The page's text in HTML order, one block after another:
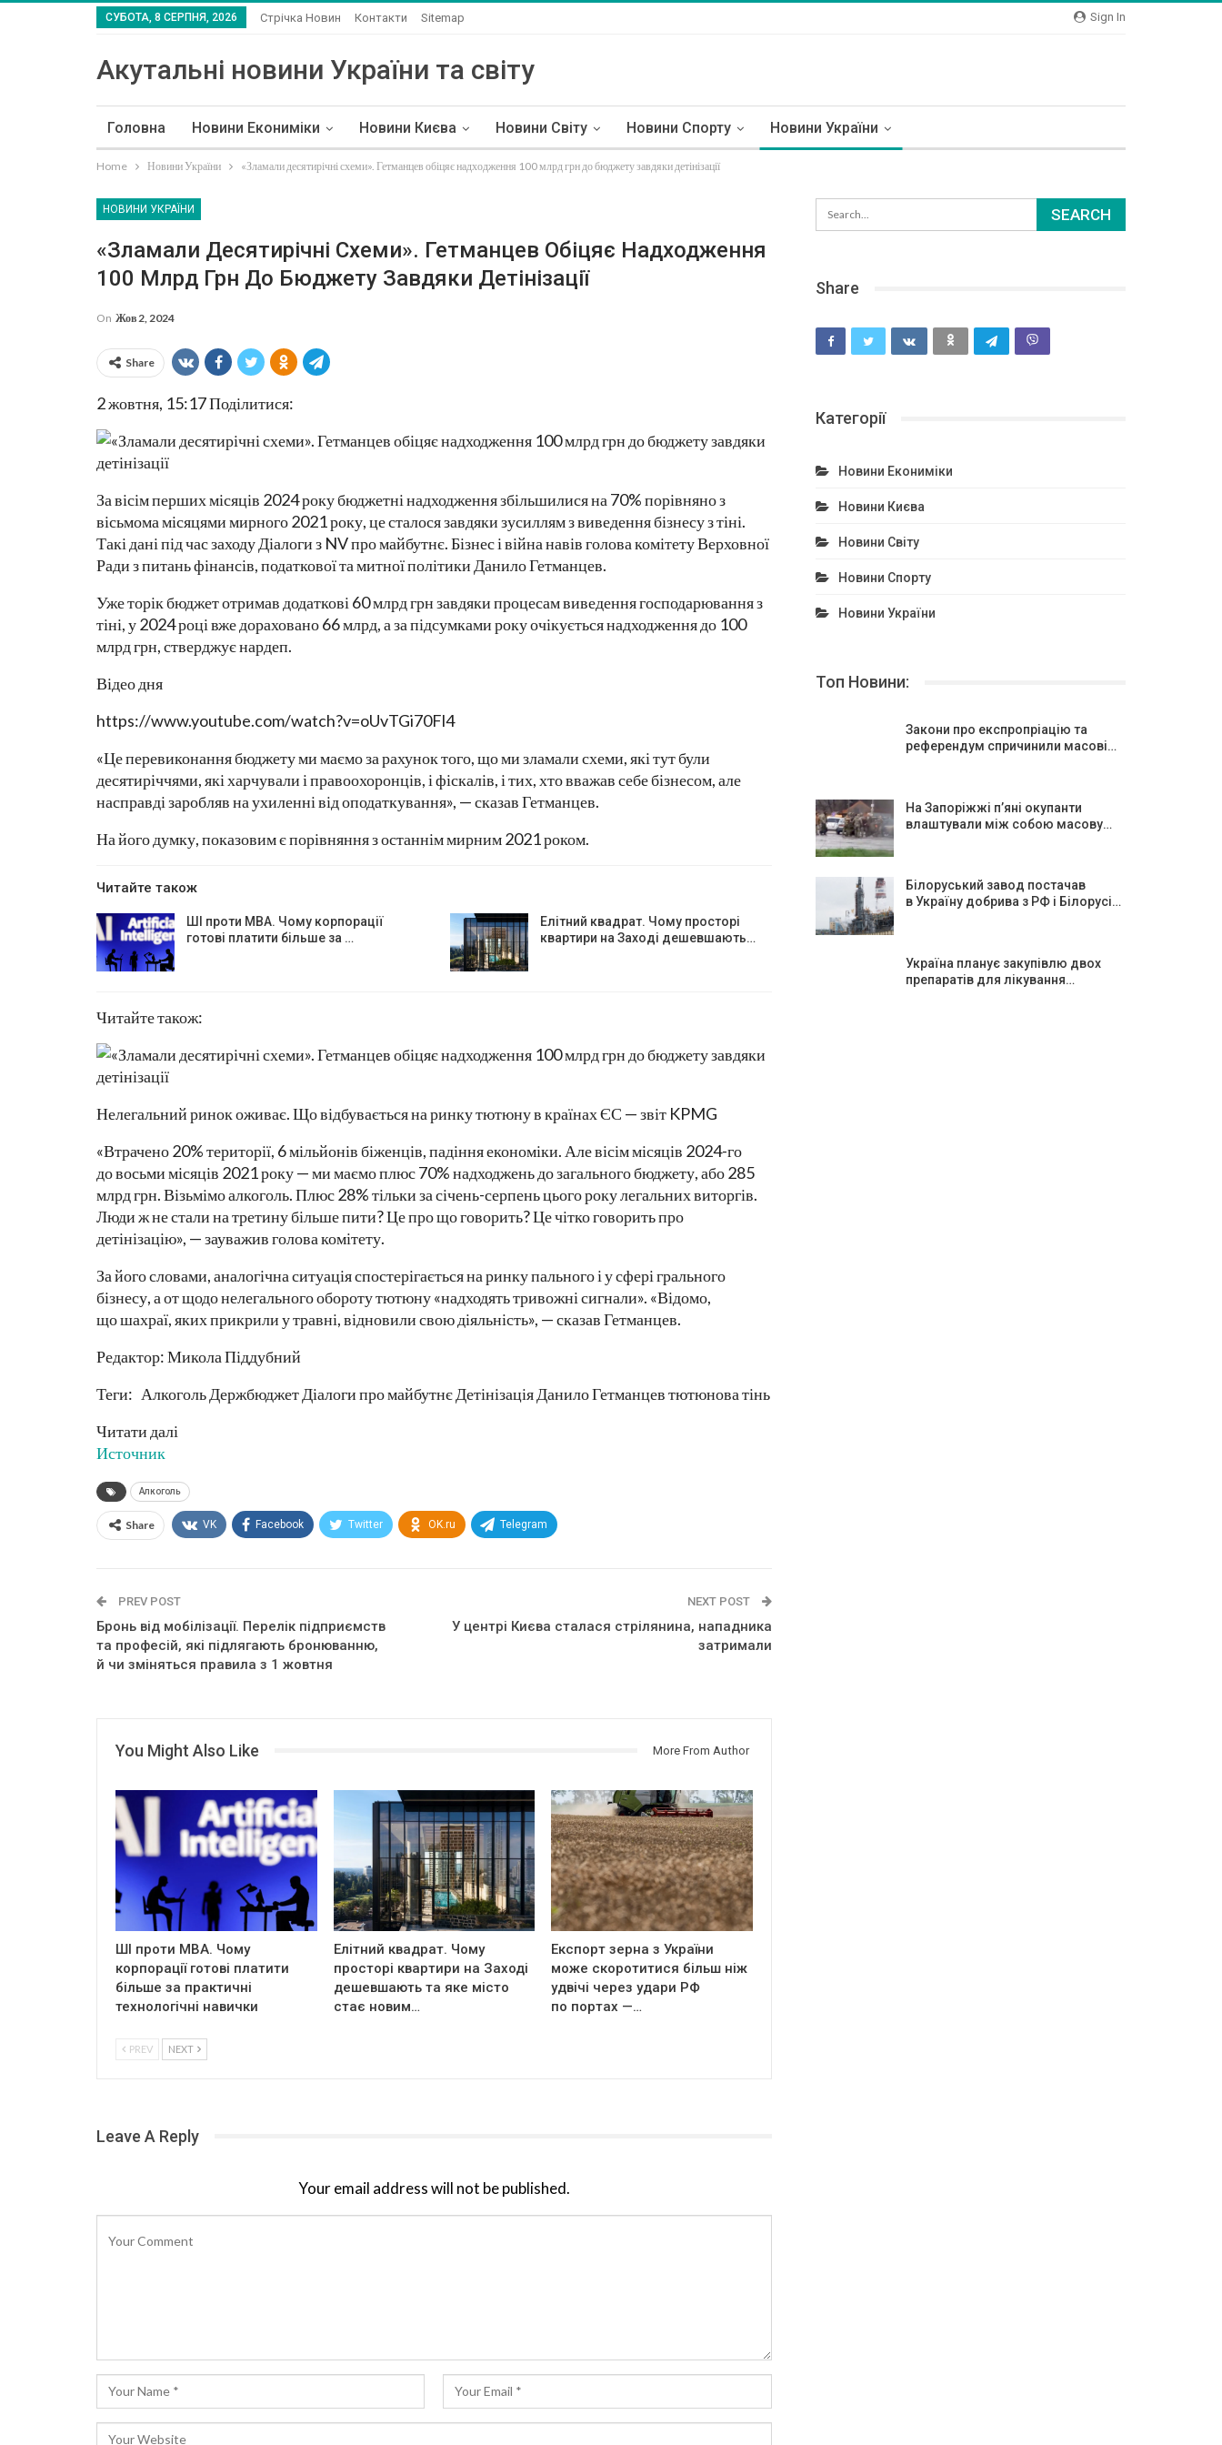
Sign In
СУБОТА, 8 СЕРПНЯ, 2026 Стрічка Новин Контакти Sitemap
Акутальні новини України та світу
Головна Новини Екониміки Новини Києва Новини Світу Новини Спорту Новини України
Home Новини України «Зламали десятирічні схеми». Гетманцев обіцяє надходження 100 млрд грн до бюджету завдяки детінізації
НОВИНИ УКРАЇНИ
«Зламали Десятирічні Схеми». Гетманцев Обіцяє Надходження
100 Млрд Грн До Бюджету Завдяки Детінізації
On Жов 2, 2024
Share
2 жовтня, 15:17Поділитися:
За вісім перших місяців 2024 року бюджетні надходження збільшилися на 70% порівняно з
вісьмома місяцями мирного 2021 року, це сталося завдяки зусиллям з виведення бізнесу з тіні.
Такі дані під час заходу Діалоги з NV про майбутнє. Бізнес і війна навів голова комітету Верховної
Ради з питань фінансів, податкової та митної політики Данило Гетманцев.
Уже торік бюджет отримав додаткові 60 млрд грн завдяки процесам виведення господарювання з
тіні, у 2024 році вже дораховано 66 млрд, а за підсумками року очікується надходження до 100
млрд грн, стверджує нардеп.
Відео дня
https://www.youtube.com/watch?v=oUvTGi70Fl4
«Це перевиконання бюджету ми маємо за рахунок того, що ми зламали схеми, які тут були
десятиріччями, які харчували і правоохоронців, і фіскалів, і тих, хто вважав себе бізнесом, але
насправді заробляв на ухиленні від оподаткування», — сказав Гетманцев.
На його думку, показовим є порівняння з останнім мирним 2021 роком.
Читайте також
ШІ проти MBA. Чому корпорації
готові платити більше за …
Елітний квадрат. Чому просторі
квартири на Заході дешевшають…
Читайте також:
Нелегальний ринок оживає. Що відбувається на ринку тютюну в країнах ЄС — звіт KPMG
«Втрачено 20% території, 6 мільйонів біженців, падіння економіки. Але вісім місяців 2024-го
до восьми місяців 2021 року — ми маємо плюс 70% надходжень до загального бюджету, або 285
млрд грн. Візьмімо алкоголь. Плюс 28% тільки за січень-серпень цього року легальних виторгів.
Люди ж не стали на третину більше пити? Це про що говорить? Це чітко говорить про
детінізацію», — зауважив голова комітету.
За його словами, аналогічна ситуація спостерігається на ринку пального і у сфері грального
бізнесу, а от щодо нелегального обороту тютюну «надходять тривожні сигнали». «Відомо,
що шахраї, яких прикрили у травні, відновили свою діяльність», — сказав Гетманцев.
Редактор: Микола Піддубний
Теги: Алкоголь Держбюджет Діалоги про майбутнє Детінізація Данило Гетманцев тютюнова тінь
Читати далі
Источник
Алкоголь
Share VK Facebook Twitter OK.ru Telegram
PREV POST
Бронь від мобілізації. Перелік підприємств
та професій, які підлягають бронюванню,
й чи зміняться правила з 1 жовтня
NEXT POST
У центрі Києва сталася стрілянина, нападника
затримали
You Might Also Like More From Author
ШІ проти MBA. Чому
корпорації готові платити
більше за практичні
технологічні навички
Елітний квадрат. Чому
просторі квартири на Заході
дешевшають та яке місто
стає новим…
Експорт зерна з України
може скоротитися більш ніж
удвічі через удари РФ
по портах —…
PREV NEXT
Leave A Reply
Your email address will not be published.
Share
Категорії
Новини Екониміки
Новини Києва
Новини Світу
Новини Спорту
Новини України
Топ Новини:
Закони про експропріацію та
референдум спричинили масові…
На Запоріжжі п’яні окупанти
влаштували між собою масову…
Білоруський завод постачав
в Україну добрива з РФ і Білорусі…
Україна планує закупівлю двох
препаратів для лікування…